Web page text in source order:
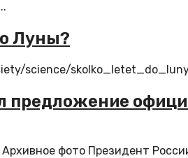
Луны?
science/
предложение
фото Президент